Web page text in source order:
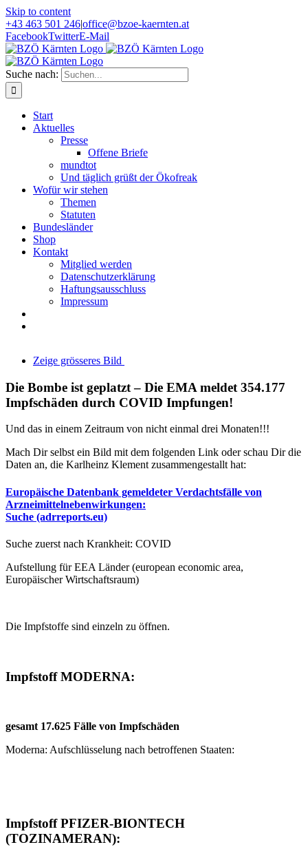
Skip to content
+43 463 501 246|office@bzoe-kaernten.at
FacebookTwitterE-Mail
Suche nach:
Start
Aktuelles
Presse
Offene Briefe
mundtot
Und täglich grüßt der Ökofreak
Wofür wir stehen
Themen
Statuten
Bundesländer
Shop
Kontakt
Mitglied werden
Datenschutzerklärung
Haftungsausschluss
Impressum
Zeige grösseres Bild
Die Bombe ist geplatzt – Die EMA meldet 354.177
Impfschäden durch COVID Impfungen!
Und das in einem Zeitraum von nicht einmal drei Monaten!!!
Mach Dir selbst ein Bild mit dem folgenden Link oder schau Dir die
Daten an, die Karlheinz Klement zusammengestallt hat:
Europäische Datenbank gemeldeter Verdachtsfälle von
Arzneimittelnebenwirkungen:
Suche (adrreports.eu)
Suche zuerst nach Krankheit: COVID
Aufstellung für EEA Länder (european economic area,
Europäischer Wirtschaftsraum)
Die Impfstoffe sind einzeln zu öffnen.
Impfstoff MODERNA:
gesamt 17.625 Fälle von Impfschäden
Moderna: Aufschlüsselung nach betroffenen Staaten:
Impfstoff PFIZER-BIONTECH
(TOZINAMERAN):